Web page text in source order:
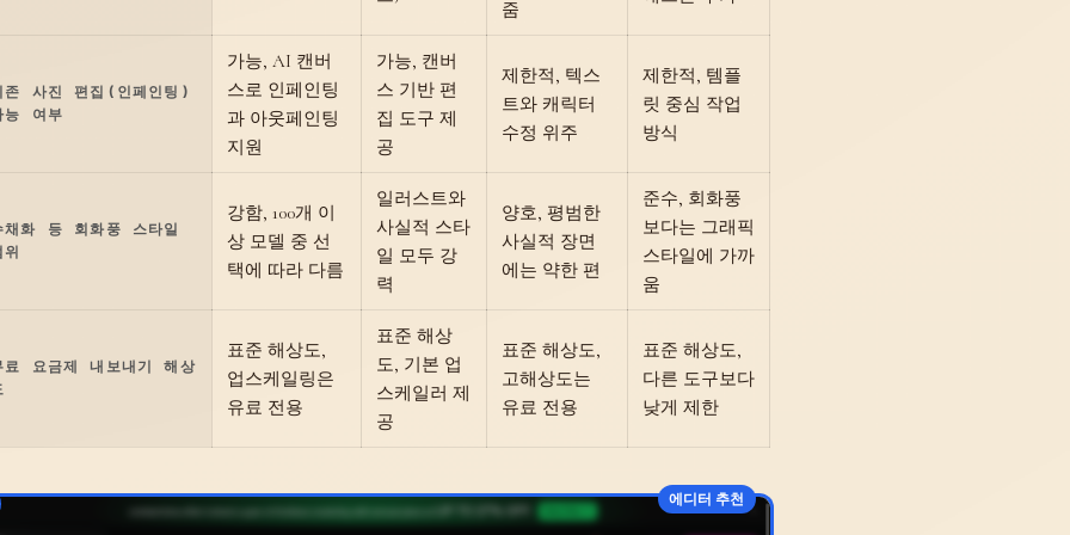
줌
존 사진 편집(인페인팅)
능 여부
가능, AI 캔버
스로 인페인팅
과 아웃페인팅
지원
가능, 캔버
스 기반 편
집 도구 제
공
제한적, 텍스
트와 캐릭터
수정 위주
제한적, 템플
릿 중심 작업
방식
채화 등 회화풍 스타일
강함, 100개 이
상 모델 중 선
택에 따라 다름
일러스트와
사실적 스타
일 모두 강
력
양호, 평범한
사실적 장면
에는 약한 편
준수, 회화풍
보다는 그래픽
스타일에 가까
움
료 요금제 내보내기 해상
표준 해상도,
업스케일링은
유료 전용
표준 해상
도, 기본 업
스케일러 제
공
표준 해상도,
고해상도는
유료 전용
표준 해상도,
다른 도구보다
낮게 제한
에디터 추천